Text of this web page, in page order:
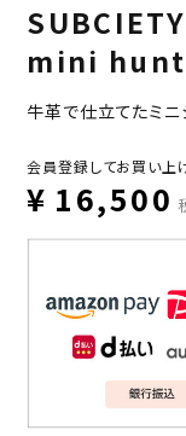
mini
牛革で仕立てたミニ
会員登録してお買い上
¥ 16,500